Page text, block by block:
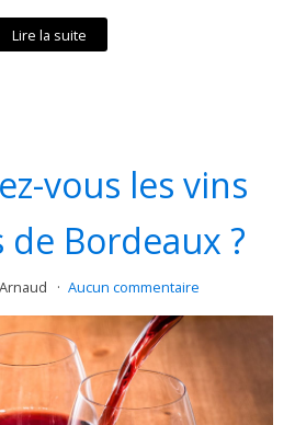
Lire la suite
vous les vins
Bordeaux ?
Arnaud Aucun commentaire